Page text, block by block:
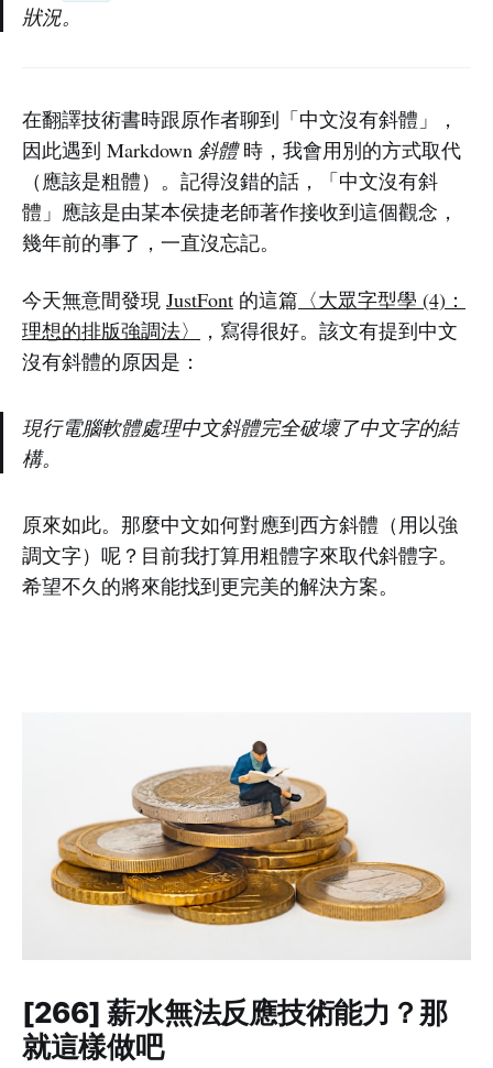
狀況。
在翻譯技術書時跟原作者聊到「中文沒有斜體」，
因此遇到 Markdown 斜體時，我會用別的方式取代
（應該是粗體）。記得沒錯的話，「中文沒有斜
體」應該是由某本侯捷老師著作接收到這個觀念，
幾年前的事了，一直沒忘記。
今天無意間發現 JustFont 的這篇 〈大眾字型學 (4)：
理想的排版強調法〉
，寫得很好。該文有提到中文
沒有斜體的原因是：
現行電腦軟體處理中文斜體完全破壞了中文字的結
構。
原來如此。那麼中文如何對應到西方斜體（用以強
調文字）呢？目前我打算用粗體字來取代斜體字。
希望不久的將來能找到更完美的解決方案。
[266] 薪水無法反應技術能力？那
就這樣做吧